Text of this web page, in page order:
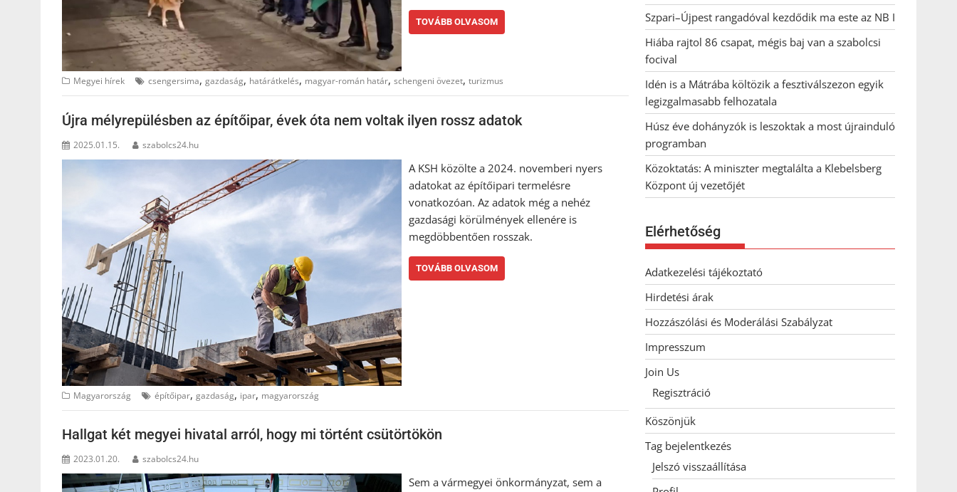
TOVÁBB OLVASOM
Megyei hírek csengersima, gazdaság, határátkelés, magyar-román határ, schengeni övezet, turizmus
Újra mélyrepülésben az építőipar, évek óta nem voltak ilyen rossz adatok
2025.01.15. szabolcs24.hu
A KSH közölte a 2024. novemberi nyers
adatokat az építőipari termelésre
vonatkozóan. Az adatok még a nehéz
gazdasági körülmények ellenére is
megdöbbentően rosszak.
TOVÁBB OLVASOM
Magyarország építőipar, gazdaság, ipar, magyarország
Hallgat két megyei hivatal arról, hogy mi történt csütörtökön
2023.01.20. szabolcs24.hu
Sem a vármegyei önkormányzat, sem a
Szpari–Újpest rangadóval kezdődik ma este az NB I
Hiába rajtol 86 csapat, mégis baj van a szabolcsi
focival
Idén is a Mátrába költözik a fesztiválszezon egyik
legizgalmasabb felhozatala
Húsz éve dohányzók is leszoktak a most újrainduló
programban
Közoktatás: A miniszter megtalálta a Klebelsberg
Központ új vezetőjét
Elérhetőség
Adatkezelési tájékoztató
Hirdetési árak
Hozzászólási és Moderálási Szabályzat
Impresszum
Join Us
Regisztráció
Köszönjük
Tag bejelentkezés
Jelszó visszaállítása